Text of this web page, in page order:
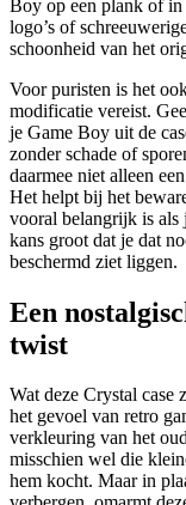
Boy op een plank of in
logo’s of
schoonheid van het
Voor puristen is het
modificatie vereist.
je Game Boy uit de
zonder schade of
daarmee niet alleen
Het helpt bij het
vooral belangrijk is
kans groot dat je dat
beschermd ziet liggen.
Een
twist
Wat deze Crystal case
het gevoel van retro
verkleuring van het
misschien wel die
hem kocht. Maar in